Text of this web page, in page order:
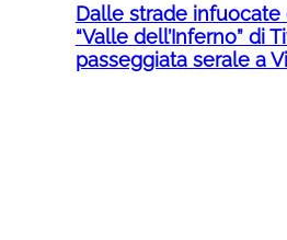
Dalle strade
“Valle dell’Inferno” di
passeggiata serale a